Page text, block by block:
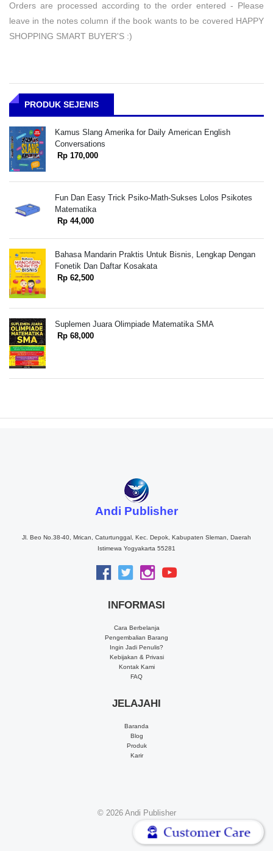
Orders are processed according to the order entered - Please
leave in the notes column if the book wants to be covered HAPPY
SHOPPING SMART BUYER'S :)
PRODUK SEJENIS
Kamus Slang Amerika for Daily American English
Conversations
Rp 170,000
Fun Dan Easy Trick Psiko-Math-Sukses Lolos Psikotes
Matematika
Rp 44,000
Bahasa Mandarin Praktis Untuk Bisnis, Lengkap Dengan
Fonetik Dan Daftar Kosakata
Rp 62,500
Suplemen Juara Olimpiade Matematika SMA
Rp 68,000
Andi Publisher
Jl. Beo No.38-40, Mrican, Caturtunggal, Kec. Depok, Kabupaten Sleman, Daerah
Istimewa Yogyakarta 55281
INFORMASI
Cara Berbelanja
Pengembalian Barang
Ingin Jadi Penulis?
Kebijakan & Privasi
Kontak Kami
FAQ
JELAJAHI
Baranda
Blog
Produk
Karir
© 2026 Andi Publisher